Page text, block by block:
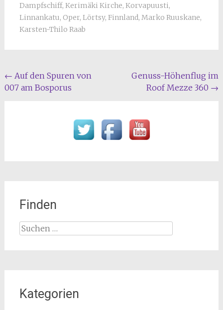
Dampfschiff, Kerimäki Kirche, Korvapuusti,
Linnankatu, Oper, Lörtsy, Finnland, Marko Ruuskane,
Karsten-Thilo Raab
Beitragsnavigation
← Auf den Spuren von
007 am Bosporus
Genuss-Höhenflug im
Roof Mezze 360 →
Finden
Suchen
nach:
Kategorien